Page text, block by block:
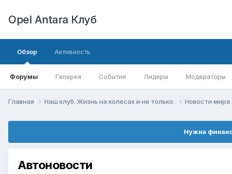
Opel Antara Клуб
Обзор
Форумы Галерея События Лидеры Модераторы
Активность
Главная Наш клуб. Жизнь на колесах и не только. Новости мира
Нужна
Автоновости